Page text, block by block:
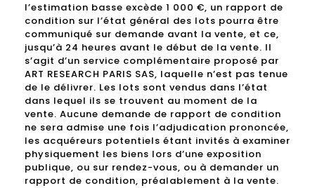
l’estimation basse excède 1 000 €, un rapport de
condition sur l’état général des lots pourra être
communiqué sur demande avant la vente, et ce,
jusqu’à 24 heures avant le début de la vente. Il
s’agit d’un service complémentaire proposé par
ART RESEARCH PARIS SAS, laquelle n’est pas tenue
de le délivrer. Les lots sont vendus dans l’état
dans lequel ils se trouvent au moment de la
vente. Aucune demande de rapport de condition
ne sera admise une fois l’adjudication prononcée,
les acquéreurs potentiels étant invités à examiner
physiquement les biens lors d’une exposition
publique, ou sur rendez-vous, ou à demander un
rapport de condition, préalablement à la vente.